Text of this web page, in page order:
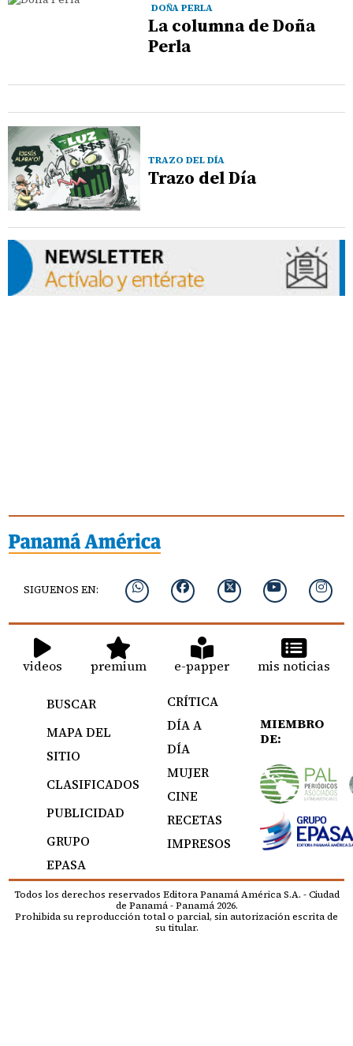
DOÑA PERLA
La columna de Doña
Perla
TRAZO DEL DÍA
Trazo del Día
SIGUENOS EN:
videos premium e-papper mis noticias
BUSCAR
MAPA DEL
SITIO
CLASIFICADOS
PUBLICIDAD
GRUPO
EPASA
CRÍTICA
DÍA A
DÍA
MUJER
CINE
RECETAS
IMPRESOS
MIEMBRO
DE:
Todos los derechos reservados Editora Panamá América S.A. - Ciudad
de Panamá - Panamá 2026.
Prohibida su reproducción total o parcial, sin autorización escrita de
su titular.